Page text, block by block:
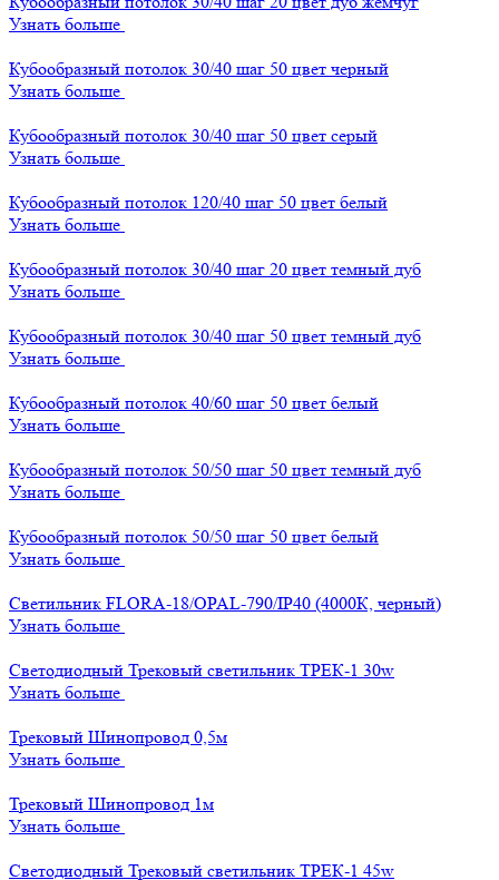
Узнать больше
Кубообразный потолок 30/40 шаг 50 цвет черный
Узнать больше
Кубообразный потолок 30/40 шаг 50 цвет серый
Узнать больше
Кубообразный потолок 120/40 шаг 50 цвет белый
Узнать больше
Кубообразный потолок 30/40 шаг 20 цвет темный дуб
Узнать больше
Кубообразный потолок 30/40 шаг 50 цвет темный дуб
Узнать больше
Кубообразный потолок 40/60 шаг 50 цвет белый
Узнать больше
Кубообразный потолок 50/50 шаг 50 цвет темный дуб
Узнать больше
Кубообразный потолок 50/50 шаг 50 цвет белый
Узнать больше
Светильник FLORA-18/OPAL-790/IP40 (4000К, черный)
Узнать больше
Светодиодный Трековый светильник ТРЕК-1 30w
Узнать больше
Трековый Шинопровод 0,5м
Узнать больше
Трековый Шинопровод 1м
Узнать больше
Светодиодный Трековый светильник ТРЕК-1 45w